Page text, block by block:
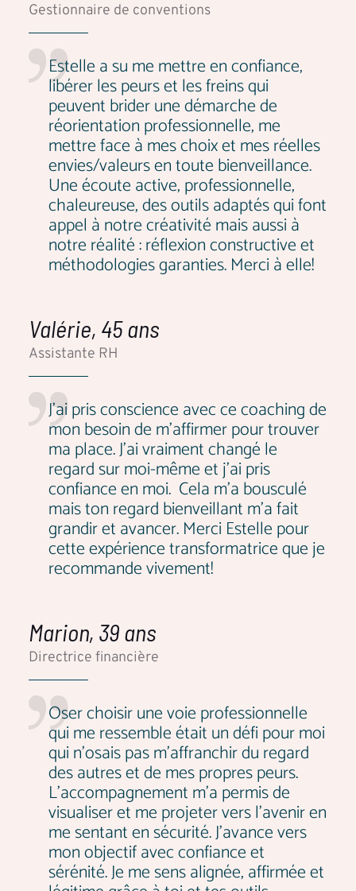
Gestionnaire de conventions
Estelle a su me mettre en confiance,
libérer les peurs et les freins qui
peuvent brider une démarche de
réorientation professionnelle, me
mettre face à mes choix et mes réelles
envies/valeurs en toute bienveillance.
Une écoute active, professionnelle,
chaleureuse, des outils adaptés qui font
appel à notre créativité mais aussi à
notre réalité : réflexion constructive et
méthodologies garanties. Merci à elle!
Valérie, 45 ans
Assistante RH
J'ai pris conscience avec ce coaching de
mon besoin de m'affirmer pour trouver
ma place. J'ai vraiment changé le
regard sur moi-même et j'ai pris
confiance en moi. Cela m'a bousculé
mais ton regard bienveillant m'a fait
grandir et avancer. Merci Estelle pour
cette expérience transformatrice que je
recommande vivement!
Marion, 39 ans
Directrice financière
Oser choisir une voie professionnelle
qui me ressemble était un défi pour moi
qui n'osais pas m'affranchir du regard
des autres et de mes propres peurs.
L'accompagnement m'a permis de
visualiser et me projeter vers l'avenir en
me sentant en sécurité. J'avance vers
mon objectif avec confiance et
sérénité. Je me sens alignée, affirmée et